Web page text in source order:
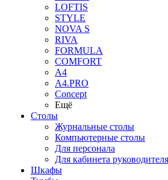
LOFTIS
STYLE
NOVA S
RIVA
FORMULA
COMFORT
A4
A4.PRO
Concept
Ещё
Столы
Журнальные столы
Компьютерные столы
Для персонала
Для кабинета руководителя
Шкафы